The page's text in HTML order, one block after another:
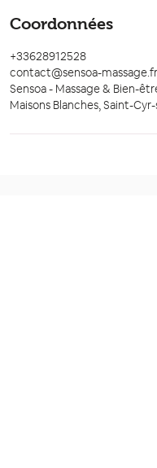
Coordonnées
+33628912528
contact@sensoa-massage.fr
Sensoa - Massage & Bien-
Maisons Blanches, Saint-